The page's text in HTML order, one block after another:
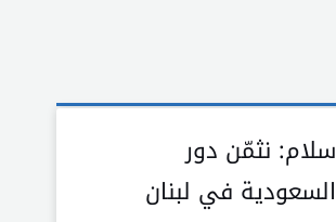
سلام: نثمّن دور
السعودية في لبنان